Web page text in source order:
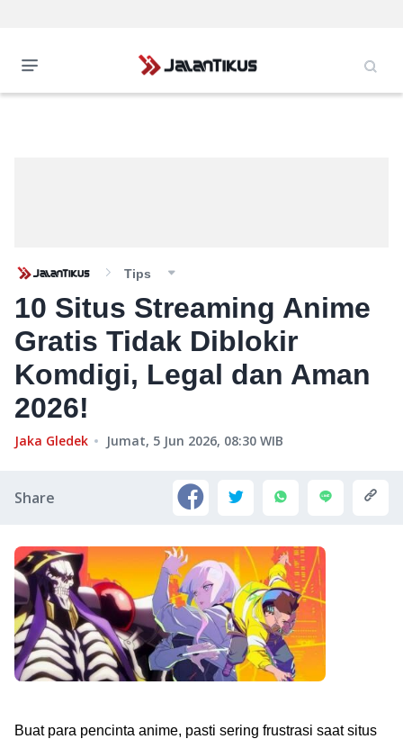
Tips
10 Situs Streaming Anime
Gratis Tidak Diblokir
Komdigi, Legal dan Aman
2026!
Jaka Gledek Jumat, 5 Jun 2026, 08:30 WIB
Share
Buat para pencinta anime, pasti sering frustrasi saat situs